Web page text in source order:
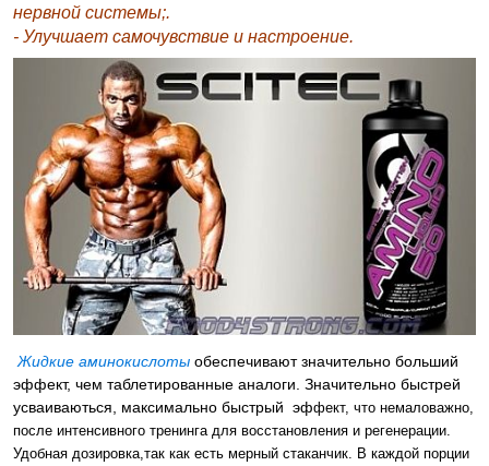
нервной системы;.
- Улучшает самочувствие и настроение.
Жидкие аминокислоты обеспечивают значительно больший
эффект, чем таблетированные аналоги. Значительно быстрей
усваиваються, максимально быстрый эффект, что немаловажно,
после интенсивного тренинга для восстановления и регенерации.
Удобная дозировка,так как есть мерный стаканчик. В каждой порции